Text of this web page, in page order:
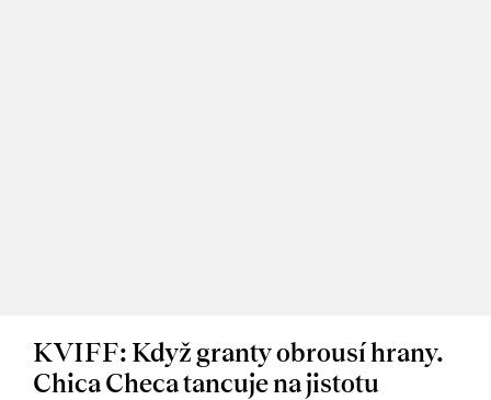
KVIFF: Když granty obrousí hrany.
Chica Checa tancuje na jistotu